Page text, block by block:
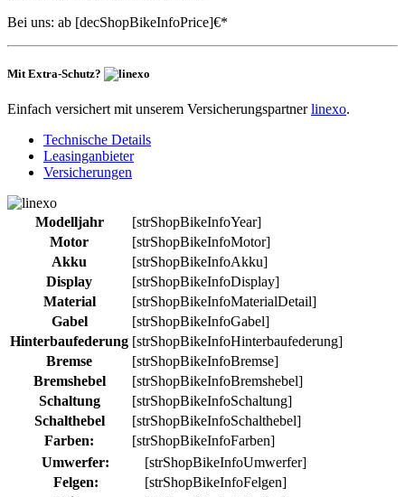
Bei uns: ab [decShopBikeInfoPrice]€*
Mit Extra-Schutz?
Einfach versichert mit unserem Versicherungspartnerlinexo.
Technische Details
Leasinganbieter
Versicherungen
Modelljahr
[strShopBikeInfoYear]
Motor
[strShopBikeInfoMotor]
Akku
[strShopBikeInfoAkku]
Display
[strShopBikeInfoDisplay]
Material
[strShopBikeInfoMaterialDetail]
Gabel
[strShopBikeInfoGabel]
Hinterbaufederung [strShopBikeInfoHinterbaufederung]
Bremse
[strShopBikeInfoBremse]
Bremshebel
[strShopBikeInfoBremshebel]
Schaltung
[strShopBikeInfoSchaltung]
Schalthebel
[strShopBikeInfoSchalthebel]
Farben:
[strShopBikeInfoFarben]
Umwerfer:
[strShopBikeInfoUmwerfer]
Felgen:
[strShopBikeInfoFelgen]